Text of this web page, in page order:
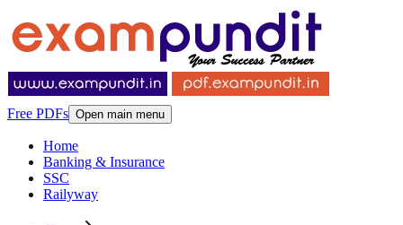
Free PDFs Open main menu
Home
Banking & Insurance
SSC
Railyway